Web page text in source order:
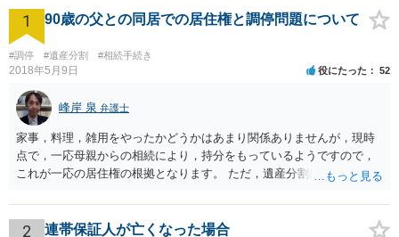
1 90歳の父との同居での居住権と調停問題について
#調停 #遺産分割 #相続手続き
2018年5月9日 役にたった 52
峰岸 泉 弁護士
家事，料理，雑用をやったかどうかはあまり関係ありませんが，現時
点で，一応母親からの相続により，持分をもっているようですので，
これが一応の居住権の根拠となります。 ただ，遺産分割により，母の
2 連帯保証人が亡くなった場合